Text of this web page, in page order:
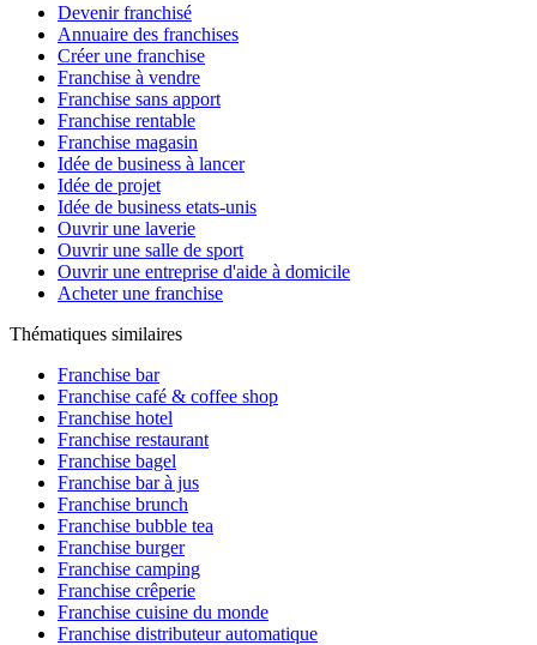
Devenir franchisé
Annuaire des franchises
Créer une franchise
Franchise à vendre
Franchise sans apport
Franchise rentable
Franchise magasin
Idée de business à lancer
Idée de projet
Idée de business etats-unis
Ouvrir une laverie
Ouvrir une salle de sport
Ouvrir une entreprise d'aide à domicile
Acheter une franchise
Thématiques similaires
Franchise bar
Franchise café & coffee shop
Franchise hotel
Franchise restaurant
Franchise bagel
Franchise bar à jus
Franchise brunch
Franchise bubble tea
Franchise burger
Franchise camping
Franchise crêperie
Franchise cuisine du monde
Franchise distributeur automatique